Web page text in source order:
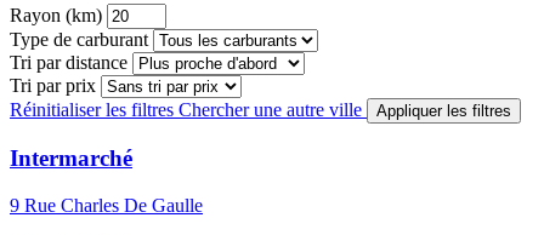
Rayon (km)
Type de carburant
Tri par distance
Tri par prix
Réinitialiser les filtres Chercher une autre ville Appliquer les filtres
Intermarché
9 Rue Charles De Gaulle